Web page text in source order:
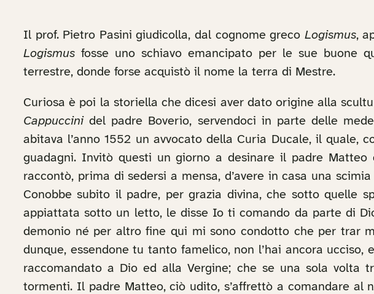
Il prof. Pietro Pasini giudicolla, dal cognome greco Logismus,
Logismus fosse uno schiavo emancipato per le sue buone
terrestre, donde forse acquistò il nome la terra di Mestre.
Curiosa è poi la storiella che dicesi aver dato origine alla
Cappuccinidel padre Boverio, servendoci in parte delle
abitava l’anno 1552 un avvocato della Curia Ducale, il quale,
guadagni. Invitò questi un giorno a desinare il padre
raccontò, prima di sedersi a mensa, d’avere in casa una
Conobbe subito il padre, per grazia divina, che sotto quelle
appiattata sotto un letto, le disse Io ti comando da parte di
demonio né per altro fine qui mi sono condotto che per trar
dunque, essendone tu tanto famelico, non l’hai ancora
raccomandato a Dio ed alla Vergine; che se una sola volta
tormenti. Il padre Matteo, ciò udito, s’affrettò a comandare al